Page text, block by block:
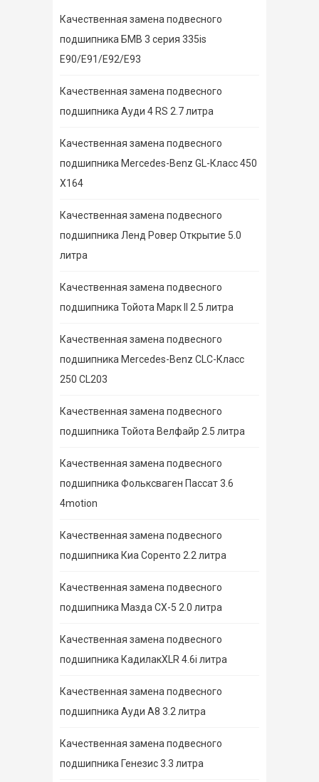
Качественная замена подвесного
подшипника БМВ 3 серия 335is
E90/E91/E92/E93
Качественная замена подвесного
подшипника Ауди 4 RS 2.7 литра
Качественная замена подвесного
подшипника Mercedes-Benz GL-Класс 450
X164
Качественная замена подвесного
подшипника Ленд Ровер Открытие 5.0
литра
Качественная замена подвесного
подшипника Тойота Марк II 2.5 литра
Качественная замена подвесного
подшипника Mercedes-Benz CLC-Класс
250 CL203
Качественная замена подвесного
подшипника Тойота Велфайр 2.5 литра
Качественная замена подвесного
подшипника Фольксваген Пассат 3.6
4motion
Качественная замена подвесного
подшипника Киа Соренто 2.2 литра
Качественная замена подвесного
подшипника Мазда СХ-5 2.0 литра
Качественная замена подвесного
подшипника КадилакXLR 4.6i литра
Качественная замена подвесного
подшипника Ауди А8 3.2 литра
Качественная замена подвесного
подшипника Генезис 3.3 литра